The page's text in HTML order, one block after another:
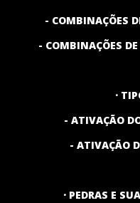
- COMBINAÇÕES
- COMBINAÇÕES
·
- ATIVAÇÃO
- ATIVAÇÃO
· PEDRAS E